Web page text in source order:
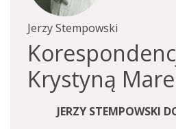
Jerzy Stempowski
Krystyną
JERZY STEMPOWSKI